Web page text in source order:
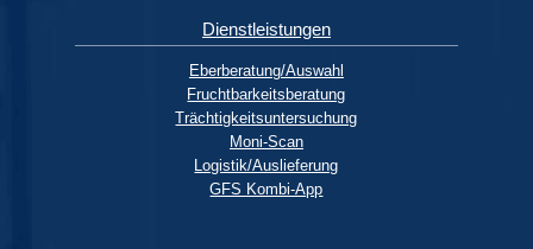
Dienstleistungen
Eberberatung/Auswahl
Fruchtbarkeitsberatung
Trächtigkeitsuntersuchung
Moni-Scan
Logistik/Auslieferung
GFS Kombi-App